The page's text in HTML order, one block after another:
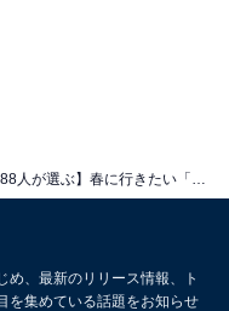
め、最新のリリース情報、ト
を集めている話題をお知らせ